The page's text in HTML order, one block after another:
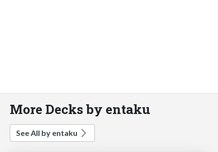
More Decks by entaku
See All by entaku